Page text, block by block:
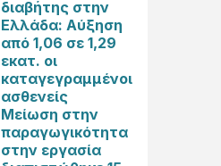
διαβήτης στην
Ελλάδα: Αύξηση
από 1,06 σε 1,29
εκατ. οι
καταγεγραμμένοι
ασθενείς
Μείωση στην
παραγωγικότητα
στην εργασία